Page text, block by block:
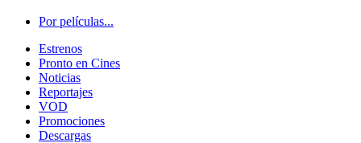
Por películas...
Estrenos
Pronto en Cines
Noticias
Reportajes
VOD
Promociones
Descargas